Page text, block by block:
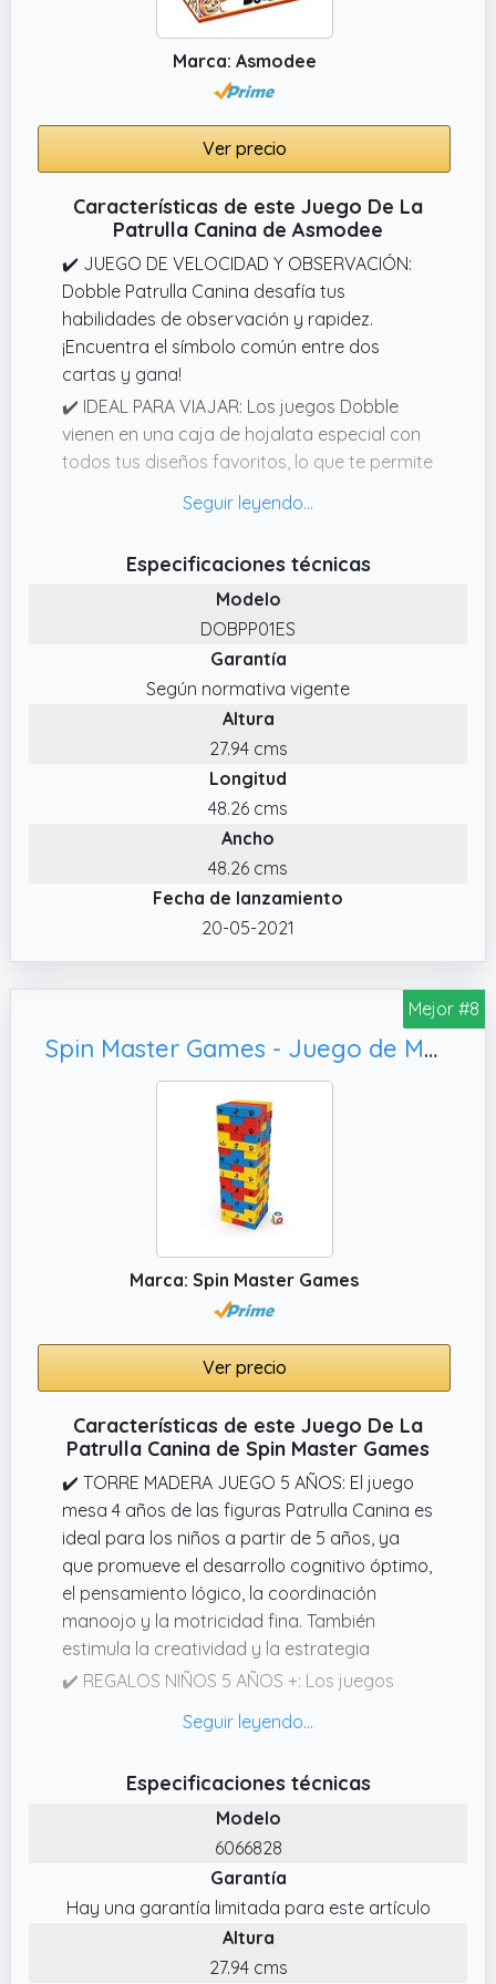
Marca: Asmodee
Ver precio
Características de este Juego De La
Patrulla Canina de Asmodee
✔️ JUEGO DE VELOCIDAD Y OBSERVACIÓN:
Dobble Patrulla Canina desafía tus
habilidades de observación y rapidez.
¡Encuentra el símbolo común entre dos
cartas y gana!
✔️ IDEAL PARA VIAJAR: Los juegos Dobble
vienen en una caja de hojalata especial con
todos tus diseños favoritos, lo que te permite
Perfecto para toda la familia, este juego es
ideal para niños y adultos. Edad
recomendada: 6 años en adelante.
✔️ JUEGO RÁPIDO Y FÁCIL: Con partidas de
solo 15 minutos, los juegos Dobble son
perfectos para sesiones rápidas y
emocionantes de juego.
✔️ DOBBLE PATRULLA CANINA: Esta versión
Patrulla Canina de Dobble está repleta de
personajes y símbolos sacados de de la
seria emblemática
Especificaciones técnicas
Modelo
DOBPP01ES
Garantía
Según normativa vigente
Altura
27.94 cms
Longitud
48.26 cms
Ancho
48.26 cms
Fecha de lanzamiento
20-05-2021
Mejor #8
Spin Master Games - Juego de Mesa Patrulla Canina Jumbling Tower: Torre de Madera con Piezas Multicolor, para 1-4 Jugadores - Juegos de Mesa Niños 5 años + - Patrulla Canina Juguetes - Paw Patrol
Marca: Spin Master Games
Ver precio
Características de este Juego De La
Patrulla Canina de Spin Master Games
✔️ TORRE MADERA JUEGO 5 AÑOS: El juego
mesa 4 años de las figuras Patrulla Canina es
ideal para los niños a partir de 5 años, ya
que promueve el desarrollo cognitivo óptimo,
el pensamiento lógico, la coordinación
manoojo y la motricidad fina. También
estimula la creatividad y la estrategia
✔️ REGALOS NIÑOS 5 AÑOS +: Los juegos
Games es un emocionante y desafiante
niños en cualquier ocasión (cumpleaños,
Navidad, Reyes...). ¡Uno de los mejores juegos
de mesa niños 4 años
✔️ TORRE DE BLOQUES PATRULLA CANINA: El
juego Torre de Madera Patrulla Canina es un
trepidante juego con temas y colores
inspirados en la Patrulla Canina. Se trata de
Especificaciones técnicas
Modelo
6066828
Garantía
Hay una garantía limitada para este artículo
Altura
27.94 cms